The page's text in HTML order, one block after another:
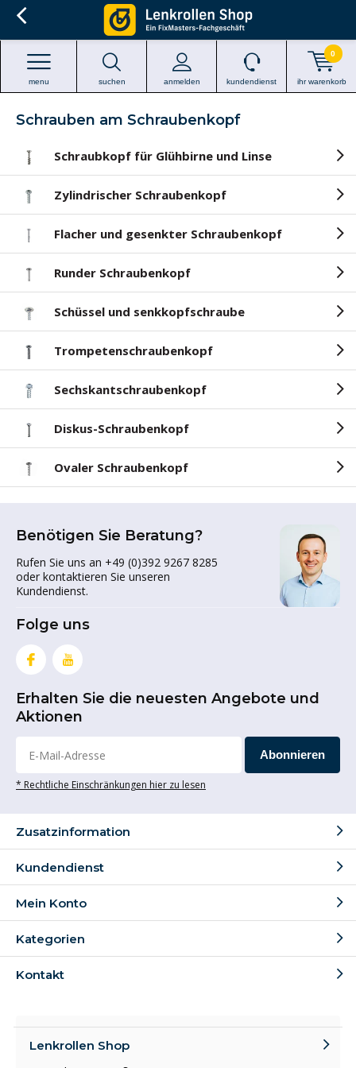
suchen anmelden
menu kundendienst ihr warenkorb
0
Schrauben am Schraubenkopf
Schraubkopf für Glühbirne und Linse
Zylindrischer Schraubenkopf
Flacher und gesenkter Schraubenkopf
Runder Schraubenkopf
Schüssel und senkkopfschraube
Trompetenschraubenkopf
Sechskantschraubenkopf
Diskus-Schraubenkopf
Ovaler Schraubenkopf
Benötigen Sie Beratung?
Rufen Sie uns an +49 (0)392 9267 8285
oder kontaktieren Sie unseren
Kundendienst.
Folge uns
Erhalten Sie die neuesten Angebote und
Aktionen
Abonnieren
* Rechtliche Einschränkungen hier zu lesen
Zusatzinformation
Kundendienst
Mein Konto
Kategorien
Kontakt
Lenkrollen Shop